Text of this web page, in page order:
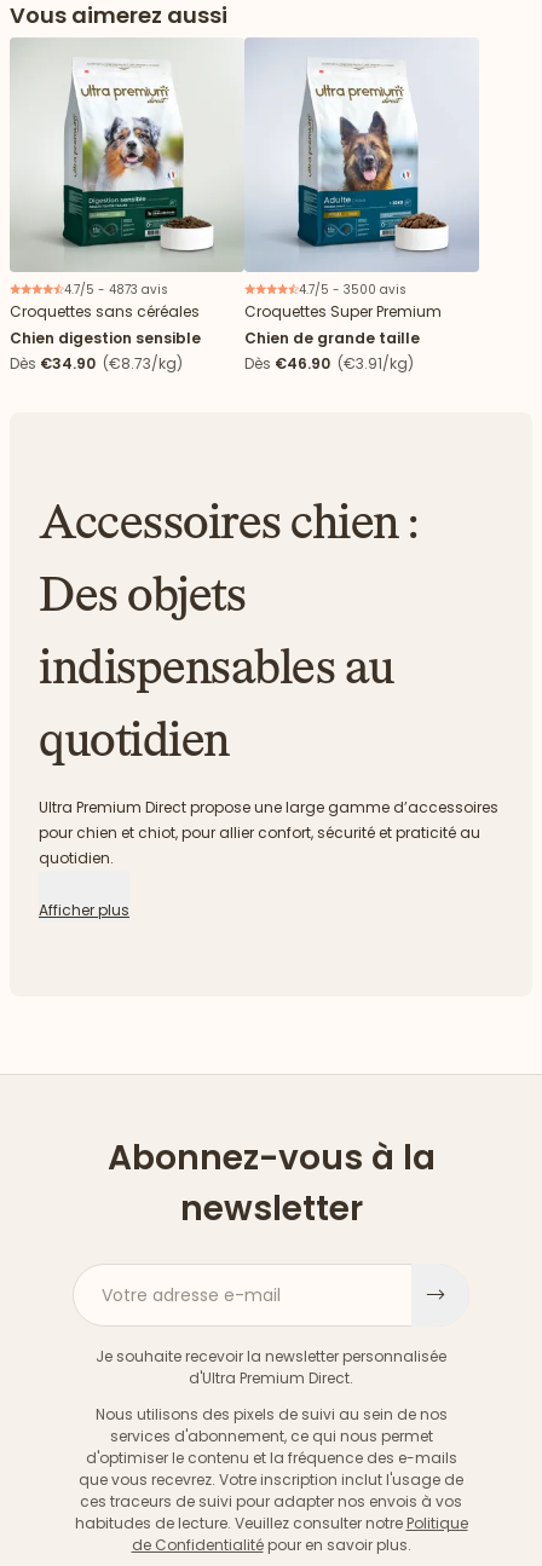
Vous aimerez aussi
4.7/5 - 4873 avis
Croquettes sans céréales
Chien digestion sensible
Dès €34.90 (€8.73/kg)
4.7/5 - 3500 avis
Croquettes Super Premium
Chien de grande taille
Dès €46.90 (€3.91/kg)
Accessoires chien :
Des objets
indispensables au
quotidien
Ultra Premium Direct propose une large gamme d’accessoires
pour chien et chiot, pour allier confort, sécurité et praticité au
quotidien.
Afficher plus
Abonnez-vous à la
newsletter
Votre adresse e-mail
Je souhaite recevoir la newsletter personnalisée
d'Ultra Premium Direct.
Nous utilisons des pixels de suivi au sein de nos
services d'abonnement, ce qui nous permet
d'optimiser le contenu et la fréquence des e-mails
que vous recevrez. Votre inscription inclut l'usage de
ces traceurs de suivi pour adapter nos envois à vos
habitudes de lecture. Veuillez consulter notre Politique
de Confidentialitépour en savoir plus.